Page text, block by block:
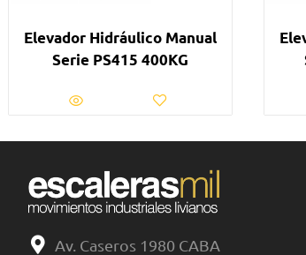
Elevador Hidráulico Manual
Serie PS415 400KG
Av. Caseros 1980 CABA